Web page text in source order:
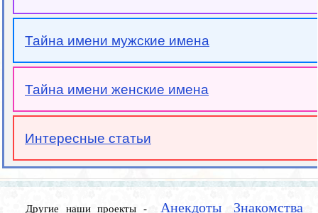
Тайна имени мужские имена
Тайна имени женские имена
Интересные статьи
Другие наши проекты - Анекдоты Знакомства